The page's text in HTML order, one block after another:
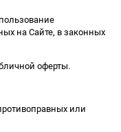
на Сайте, в законных
оферты.
или